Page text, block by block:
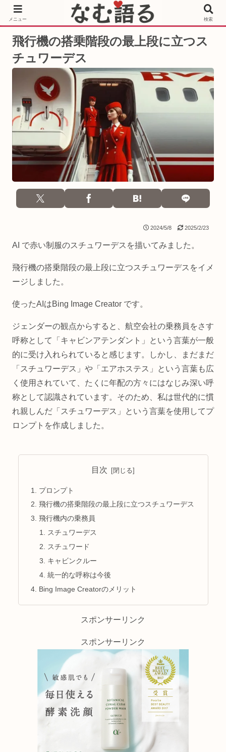
［PR］Prime Video もっと観るならサブスクリプション
飛行機の搭乗階段の最上段に立つス
チュワーデス
2024/5/8 2025/2/23
AI で赤い制服のスチュワーデスを描いてみました。
飛行機の搭乗階段の最上段に立つスチュワーデスをイメ
ージしました。
使ったAIはBing Image Creator です。
ジェンダーの観点からすると、航空会社の乗務員をさす
呼称として「キャビンアテンダント」という言葉が一般
的に受け入れられていると感じます。しかし、まだまだ
「スチュワーデス」や「エアホステス」という言葉も広
く使用されていて、たくに年配の方々にはなじみ深い呼
称として認識されています。そのため、私は世代的に慣
れ親しんだ「スチュワーデス」という言葉を使用してプ
ロンプトを作成しました。
目次
プロンプト
飛行機の搭乗階段の最上段に立つスチュワーデス
飛行機内の乗務員
スチュワーデス
スチュワード
キャビンクルー
統一的な呼称は今後
Bing Image Creatorのメリット
スポンサーリンク
スポンサーリンク
メニュー 検索